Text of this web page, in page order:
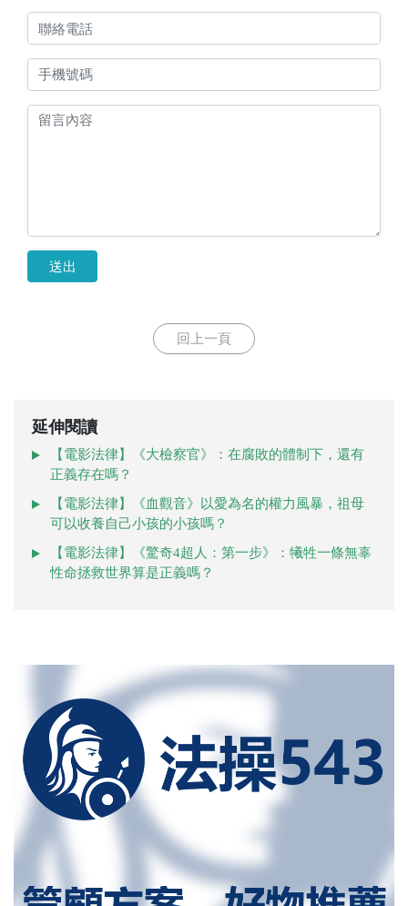
送出
回上一頁
延伸閱讀
【電影法律】《大檢察官》：在腐敗的體制下，還有
正義存在嗎？
【電影法律】《血觀音》以愛為名的權力風暴，祖母
可以收養自己小孩的小孩嗎？
【電影法律】《驚奇4超人：第一步》：犧牲一條無辜
性命拯救世界算是正義嗎？